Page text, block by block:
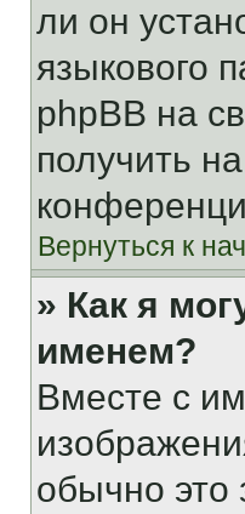
ли он
языкового
phpBB на
получить
Вернуться к
» Как я
именем?
Вместе с
обычно это